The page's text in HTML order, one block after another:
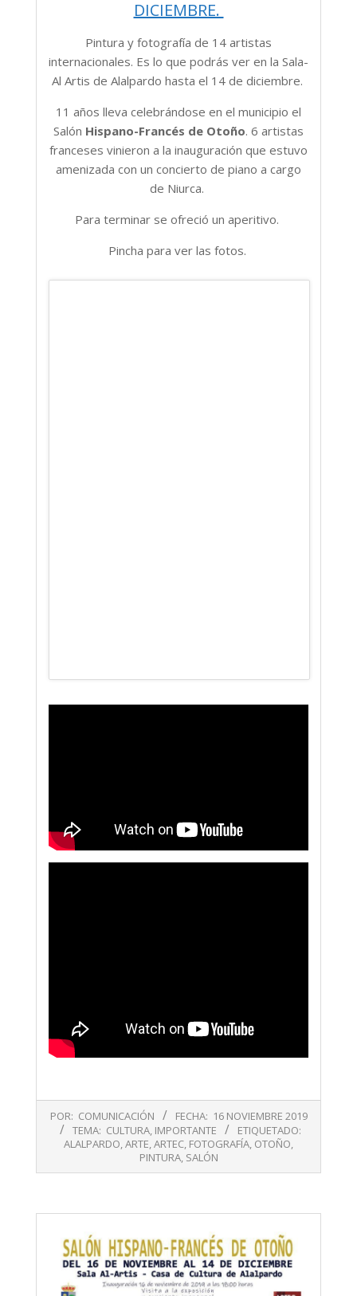
DICIEMBRE.
Pintura y fotografía de 14 artistas
internacionales. Es lo que podrás ver en la Sala-
Al Artis de Alalpardo hasta el 14 de diciembre.
11 años lleva celebrándose en el municipio el
Salón Hispano-Francés de Otoño. 6 artistas
franceses vinieron a la inauguración que estuvo
amenizada con un concierto de piano a cargo
de Niurca.
Para terminar se ofreció un aperitivo.
Pincha para ver las fotos.
11-
POR: COMUNICACIÓN FECHA: 16 NOVIEMBRE 2019
TEMA: CULTURA, IMPORTANTE
ETIQUETADO:
ALALPARDO,ARTE,ARTEC, FOTOGRAFÍA, OTOÑO,
PINTURA, SALÓN